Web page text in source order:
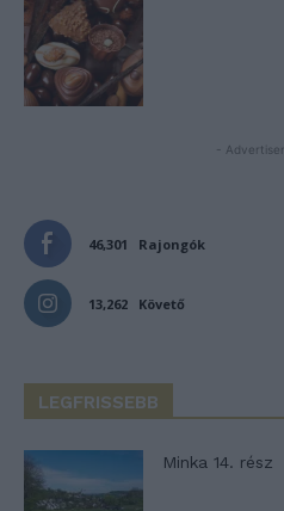
-
46,301 Rajongók
13,262 Követő
LEGFRISSEBB
Minka 14. rész